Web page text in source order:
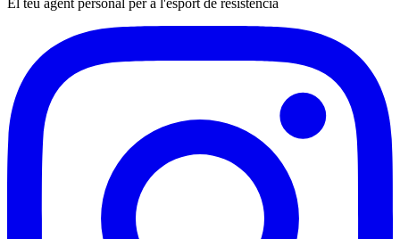
El teu agent personal per a l'esport de resistència